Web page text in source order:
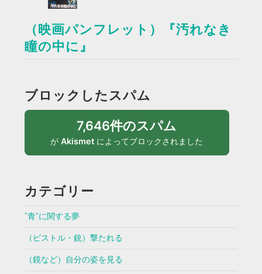
（映画パンフレット）『汚れなき
瞳の中に』
ブロックしたスパム
7,646件のスパム
がAkismet によってブロックされました
カテゴリー
”青”に関する夢
（ピストル・銃）撃たれる
（鏡など）自分の姿を見る